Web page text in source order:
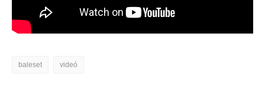
baleset videó